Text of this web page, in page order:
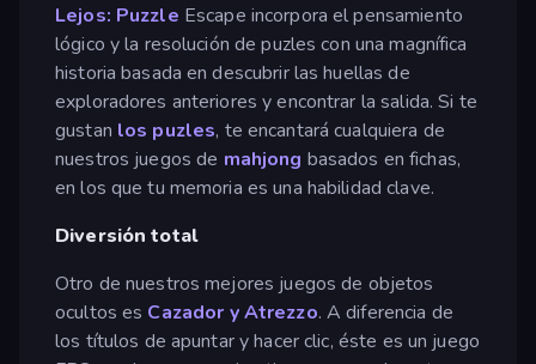
Lejos: Puzzle Escape incorpora el pensamiento
lógico y la resolución de puzles con una magnífica
historia basada en descubrir las huellas de
exploradores anteriores y encontrar la salida. Si te
gustan los puzles, te encantará cualquiera de
nuestros juegos de mahjong basados en fichas,
en los que tu memoria es una habilidad clave.
Diversión total
Otro de nuestros mejores juegos de objetos
ocultos es Cazador y Atrezzo. A diferencia de
los títulos de apuntar y hacer clic, éste es un juego